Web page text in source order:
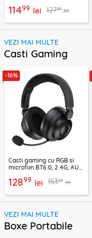
11499 lei 12799 lei
VEZI MAI MULTE
Casti Gaming
-16%
Casti gaming cu RGB si
microfon BT6.0, 2.4G, AUX
12899 lei 15399 lei
VEZI MAI MULTE
Boxe Portabile